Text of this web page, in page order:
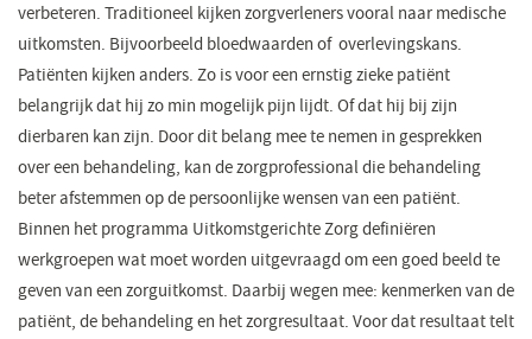
verbeteren. Traditioneel kijken zorgverleners vooral naar medische
uitkomsten. Bijvoorbeeld bloedwaarden of overlevingskans.
Patiënten kijken anders. Zo is voor een ernstig zieke patiënt
belangrijk dat hij zo min mogelijk pijn lijdt. Of dat hij bij zijn
dierbaren kan zijn. Door dit belang mee te nemen in gesprekken
over een behandeling, kan de zorgprofessional die behandeling
beter afstemmen op de persoonlijke wensen van een patiënt.
Binnen het programma Uitkomstgerichte Zorg definiëren
werkgroepen wat moet worden uitgevraagd om een goed beeld te
geven van een zorguitkomst. Daarbij wegen mee: kenmerken van de
patiënt, de behandeling en het zorgresultaat. Voor dat resultaat telt